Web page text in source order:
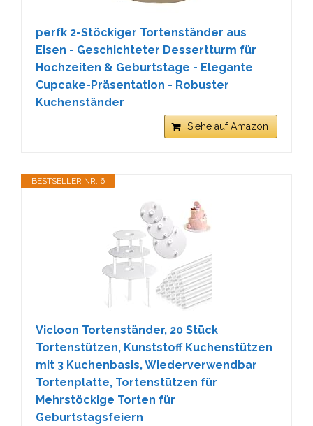
perfk ​2-Stöckiger Tortenständer aus
Eisen - Geschichteter Dessertturm für
Hochzeiten & Geburtstage - Elegante
Cupcake-Präsentation - Robuster
Kuchenständer
Siehe auf Amazon
BESTSELLER NR. 6
Vicloon Tortenständer, 20 Stück
Tortenstützen, Kunststoff Kuchenstützen
mit 3 Kuchenbasis, Wiederverwendbar
Tortenplatte, Tortenstützen für
Mehrstöckige Torten für
Geburtstagsfeiern